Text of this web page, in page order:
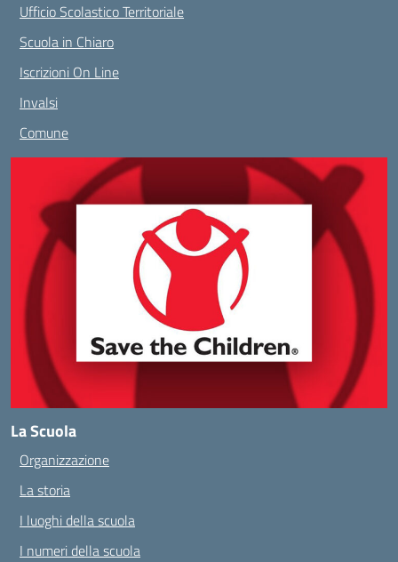
Ufficio Scolastico Territoriale
Scuola in Chiaro
Iscrizioni On Line
Invalsi
Comune
La Scuola
Organizzazione
La storia
I luoghi della scuola
I numeri della scuola